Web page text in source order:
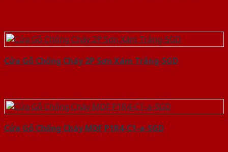
Cửa Gỗ Chống Cháy 2P Sơn Xám Trắng-SGD
Cửa Gỗ Chống Cháy MDF P1R4-C1-a-SGD